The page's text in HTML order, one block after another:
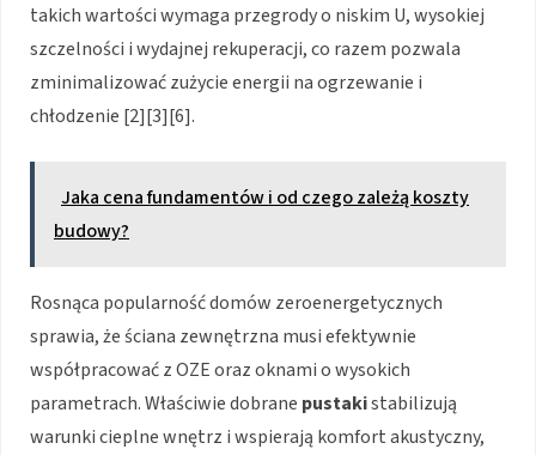
takich wartości wymaga przegrody o niskim U, wysokiej
szczelności i wydajnej rekuperacji, co razem pozwala
zminimalizować zużycie energii na ogrzewanie i
chłodzenie [2][3][6].
Jaka cena fundamentów i od czego zależą koszty
budowy?
Rosnąca popularność domów zeroenergetycznych
sprawia, że ściana zewnętrzna musi efektywnie
współpracować z OZE oraz oknami o wysokich
parametrach. Właściwie dobrane pustakistabilizują
warunki cieplne wnętrz i wspierają komfort akustyczny,